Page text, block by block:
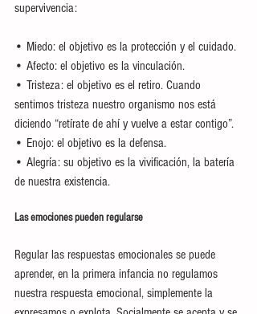
supervivencia:
• Miedo: el objetivo es la protección y el cuidado.
• Afecto: el objetivo es la vinculación.
• Tristeza: el objetivo es el retiro. Cuando
sentimos tristeza nuestro organismo nos está
diciendo “retírate de ahí y vuelve a estar contigo”.
• Enojo: el objetivo es la defensa.
• Alegría: su objetivo es la vivificación, la batería
de nuestra existencia.
Las emociones pueden regularse
Regular las respuestas emocionales se puede
aprender, en la primera infancia no regulamos
nuestra respuesta emocional, simplemente la